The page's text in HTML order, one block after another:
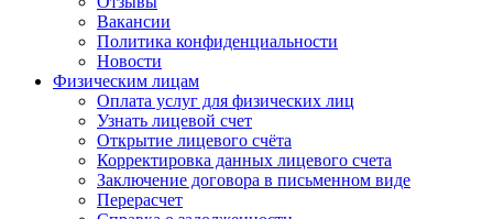
Вакансии
Политика конфиденциальности
Новости
Физическим лицам
Оплата услуг для физических лиц
Узнать лицевой счет
Открытие лицевого счёта
Корректировка данных лицевого счета
Заключение договора в письменном виде
Перерасчет